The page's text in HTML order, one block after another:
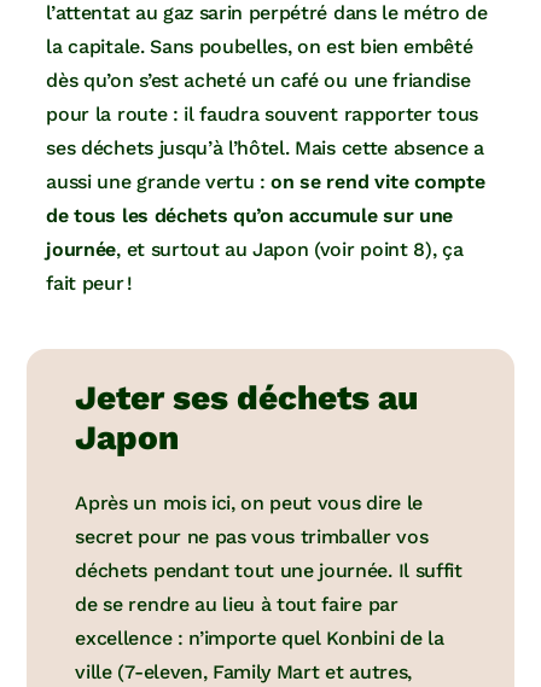
l’attentat au gaz sarin perpétré dans le métro de
la capitale. Sans poubelles, on est bien embêté
dès qu’on s’est acheté un café ou une friandise
pour la route : il faudra souvent rapporter tous
ses déchets jusqu’à l’hôtel. Mais cette absence a
aussi une grande vertu :on se rend vite compte
de tous les déchets qu’on accumule sur une
journée, et surtout au Japon (voir point 8), ça
fait peur !
Jeter ses déchets au
Japon
Après un mois ici, on peut vous dire le
secret pour ne pas vous trimballer vos
déchets pendant tout une journée. Il suffit
de se rendre au lieu à tout faire par
excellence : n’importe quel Konbini de la
ville (7-eleven, Family Mart et autres,